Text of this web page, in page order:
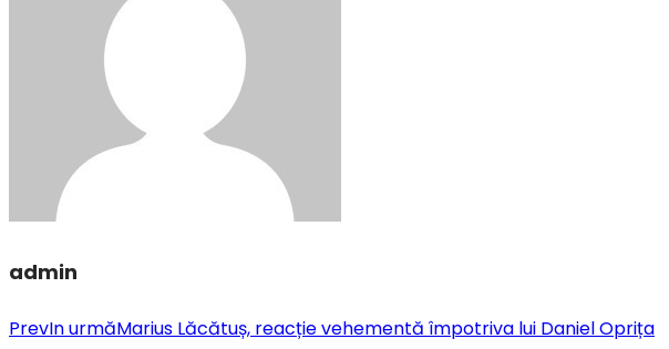
admin
PrevIn urmăMarius Lăcătuș, reacție vehementă împotriva lui Daniel Oprița